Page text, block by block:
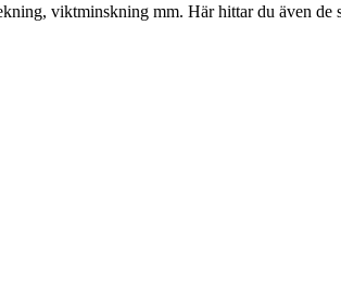
viktminskning mm. Här hittar du även de